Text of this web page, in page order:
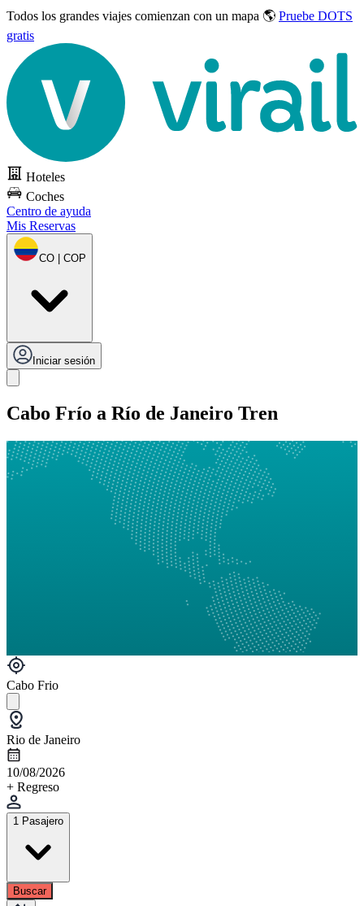
Todos los grandes viajes comienzan con un mapa 🌎 Pruebe DOTS
gratis
Hoteles
Coches
Centro de ayuda
Mis Reservas
CO | COP
Iniciar sesión
Cabo Frío a Río de Janeiro Tren
Cabo Frio
Rio de Janeiro
10/08/2026
+ Regreso
1 Pasajero
Buscar